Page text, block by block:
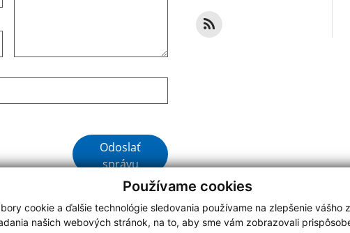
Používame cookies
cookie a ďalšie technológie sledovania používame na zlepšenie vášho
našich webových stránok, na to, aby sme vám zobrazovali
Google reCaptcha Response
Odoslať
správu
s